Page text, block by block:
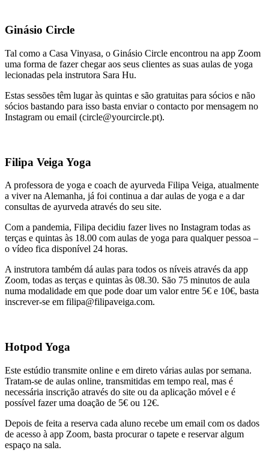
Ginásio Circle
Tal como a Casa Vinyasa, o Ginásio Circle encontrou na app Zoom
uma forma de fazer chegar aos seus clientes as suas aulas de yoga
lecionadas pela instrutora Sara Hu.
Estas sessões têm lugar às quintas e são gratuitas para sócios e não
sócios bastando para isso basta enviar o contacto por mensagem no
Instagram ou email (circle@yourcircle.pt).
Filipa Veiga Yoga
A professora de yoga e coach de ayurveda Filipa Veiga, atualmente
a viver na Alemanha, já foi continua a dar aulas de yoga e a dar
consultas de ayurveda através do seu site.
Com a pandemia, Filipa decidiu fazer lives no Instagram todas as
terças e quintas às 18.00 com aulas de yoga para qualquer pessoa –
o vídeo fica disponível 24 horas.
A instrutora também dá aulas para todos os níveis através da app
Zoom, todas as terças e quintas às 08.30. São 75 minutos de aula
numa modalidade em que pode doar um valor entre 5€ e 10€, basta
inscrever-se em filipa@filipaveiga.com.
Hotpod Yoga
Este estúdio transmite online e em direto várias aulas por semana.
Tratam-se de aulas online, transmitidas em tempo real, mas é
necessária inscrição através do site ou da aplicação móvel e é
possível fazer uma doação de 5€ ou 12€.
Depois de feita a reserva cada aluno recebe um email com os dados
de acesso à app Zoom, basta procurar o tapete e reservar algum
espaço na sala.